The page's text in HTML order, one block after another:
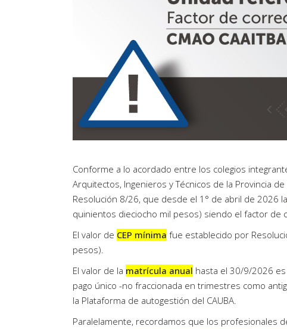
Conforme a lo acordado entre los colegios
Arquitectos, Ingenieros y Técnicos de la Provincia
Resolución 8/26, que desde el 1° de abril de 2026 la
quinientos dieciocho mil pesos) siendo el factor de
El valor de CEP mínima fue establecido por
pesos).
El valor de la matrícula anual hasta el 30/9/2026
pago único -no fraccionada en trimestres como
la Plataforma de autogestión del CAUBA.
Paralelamente, recordamos que los profesionales